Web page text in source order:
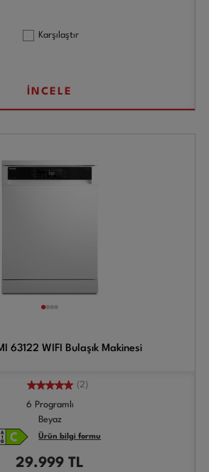
Karşılaştır
İNCELE
63122 WIFI Bulaşık Makinesi
(2)
6 Programlı
Beyaz
Ürün bilgi formu
29.999 TL